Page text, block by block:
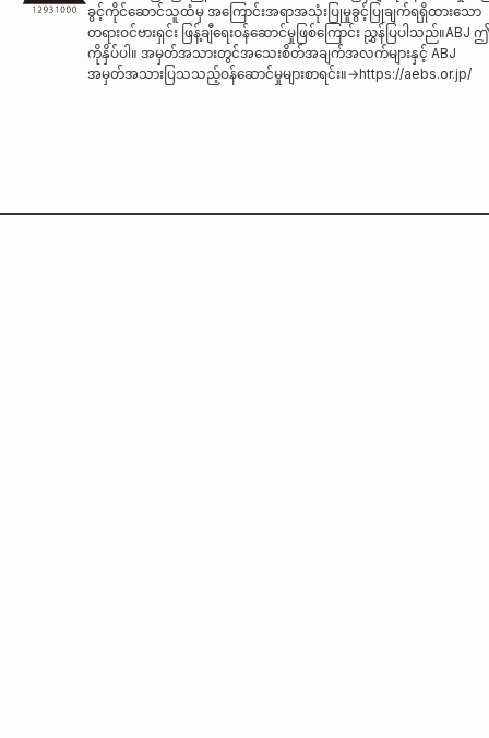
ခွင့်ကိုင်ဆောင်သူထံမှ အကြောင်းအရာအသုံးပြုမှုခွင့်ပြုချက်ရရှိထားသော
တရားဝင်ဗားရှင်း ဖြန့်ချီရေးဝန်ဆောင်မှုဖြစ်ကြောင်း ညွှန်ပြပါသည်။ABJ
ကိုနှိပ်ပါ။ အမှတ်အသားတွင်အသေးစိတ်အချက်အလက်များနှင့် ABJ
အမှတ်အသားပြသသည့်ဝန်ဆောင်မှုများစာရင်း။→https://aebs.or.jp/